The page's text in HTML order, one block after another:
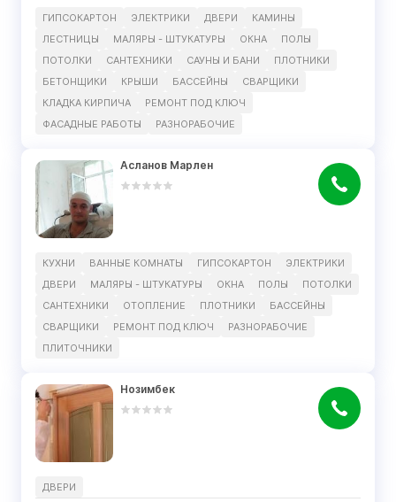
ГИПСОКАРТОН ЭЛЕКТРИКИ ДВЕРИ
КАМИНЫ
ЛЕСТНИЦЫ
МАЛЯРЫ - ШТУКАТУРЫ ОКНА
ПОЛЫ
ПОТОЛКИ
САНТЕХНИКИ САУНЫ И БАНИ
ПЛОТНИКИ
БЕТОНЩИКИ
КРЫШИ БАССЕЙНЫ
СВАРЩИКИ
КЛАДКА КИРПИЧА
РЕМОНТ ПОД КЛЮЧ
ФАСАДНЫЕ РАБОТЫ
РАЗНОРАБОЧИЕ
Асланов Марлен
КУХНИ ВАННЫЕ КОМНАТЫ ГИПСОКАРТОН
ЭЛЕКТРИКИ
ДВЕРИ
МАЛЯРЫ - ШТУКАТУРЫ ОКНА ПОЛЫ
ПОТОЛКИ
САНТЕХНИКИ
ОТОПЛЕНИЕ ПЛОТНИКИ
БАССЕЙНЫ
СВАРЩИКИ
РЕМОНТ ПОД КЛЮЧ
РАЗНОРАБОЧИЕ
ПЛИТОЧНИКИ
Нозимбек
ДВЕРИ